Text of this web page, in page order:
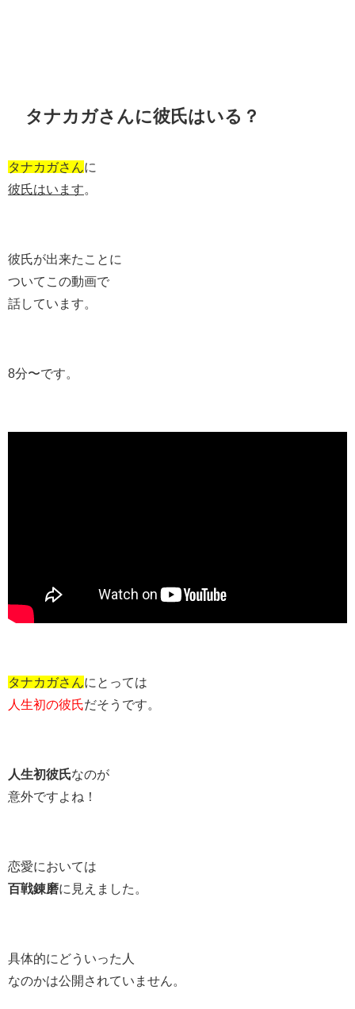
タナカガさんに彼氏はいる？
タナカガさんに
彼氏はいます。
彼氏が出来たことに
ついてこの動画で
話しています。
8分〜です。
タナカガさんにとっては
人生初の彼氏だそうです。
人生初彼氏なのが
意外ですよね！
恋愛においては
百戦錬磨に見えました。
具体的にどういった人
なのかは公開されていません。